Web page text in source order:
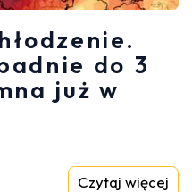
do 3
już w
Czytaj więcej